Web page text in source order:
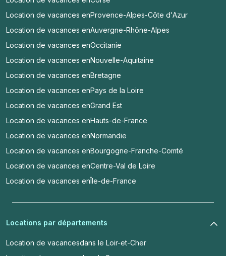
Location de vacances enProvence-Alpes-Côte d'Azur
Location de vacances enAuvergne-Rhône-Alpes
Location de vacances enOccitanie
Location de vacances enNouvelle-Aquitaine
Location de vacances enBretagne
Location de vacances enPays de la Loire
Location de vacances enGrand Est
Location de vacances enHauts-de-France
Location de vacances enNormandie
Location de vacances enBourgogne-Franche-Comté
Location de vacances enCentre-Val de Loire
Location de vacances enÎle-de-France
Locations par départements
Location de vacancesdans le Loir-et-Cher